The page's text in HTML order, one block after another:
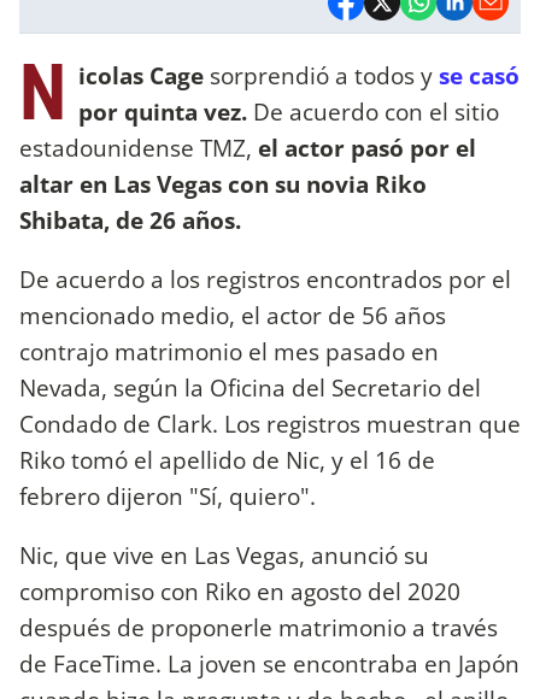
N icolas Cage sorprendió a todos yse casó
por quinta vez. De acuerdo con el sitio
estadounidense TMZ, el actor pasó por el
altar en Las Vegas con su novia Riko
Shibata, de 26 años.
De acuerdo a los registros encontrados por el
mencionado medio, el actor de 56 años
contrajo matrimonio el mes pasado en
Nevada, según la Oficina del Secretario del
Condado de Clark. Los registros muestran que
Riko tomó el apellido de Nic, y el 16 de
febrero dijeron "Sí, quiero".
Nic, que vive en Las Vegas, anunció su
compromiso con Riko en agosto del 2020
después de proponerle matrimonio a través
de FaceTime. La joven se encontraba en Japón